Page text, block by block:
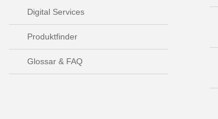
Digital Services
Produktfinder
Glossar & FAQ